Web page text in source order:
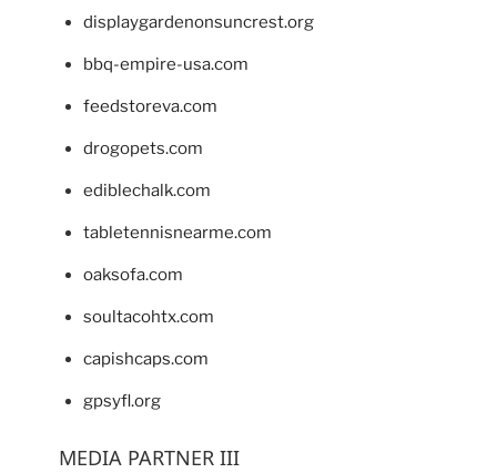
displaygardenonsuncrest.org
bbq-empire-usa.com
feedstoreva.com
drogopets.com
ediblechalk.com
tabletennisnearme.com
oaksofa.com
soultacohtx.com
capishcaps.com
gpsyfl.org
MEDIA PARTNER III